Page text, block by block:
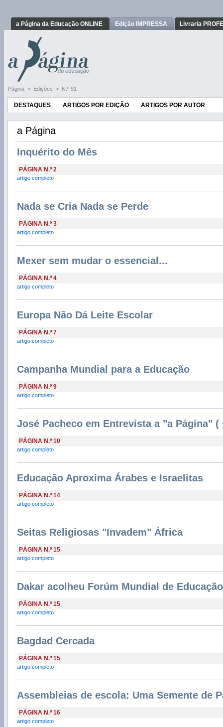
a Página da Educação ONLINE Edição IMPRESSA Livraria
Página > Edições > N.º 91
DESTAQUES ARTIGOS POR EDIÇÃO ARTIGOS POR AUTOR
a Página
Inquérito do Mês
PÁGINA N.º 2
artigo completo
Nada se Cria Nada se Perde
PÁGINA N.º 3
artigo completo
Mexer sem mudar o essencial...
PÁGINA N.º 4
artigo completo
Europa Não Dá Leite Escolar
PÁGINA N.º 7
artigo completo
Campanha Mundial para a Educação
PÁGINA N.º 9
artigo completo
José Pacheco em Entrevista a "a Página" (
PÁGINA N.º 10
artigo completo
Educação Aproxima Árabes e Israelitas
PÁGINA N.º 14
artigo completo
Seitas Religiosas "Invadem" África
PÁGINA N.º 15
artigo completo
Dakar acolheu Forúm Mundial de Educação
PÁGINA N.º 15
artigo completo
Bagdad Cercada
PÁGINA N.º 15
artigo completo
Assembleias de escola: Uma Semente de
PÁGINA N.º 16
artigo completo